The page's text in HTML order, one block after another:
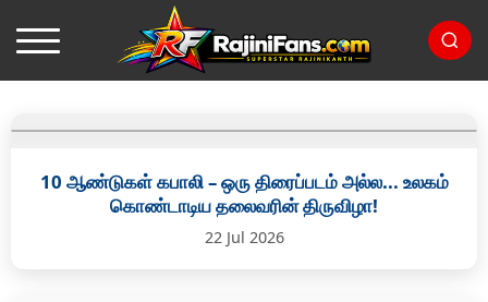
10 ஆண்டுகள் கபாலி – ஒரு திரைப்படம் அல்ல... உலகம்
கொண்டாடிய தலைவரின் திருவிழா!
22 Jul 2026